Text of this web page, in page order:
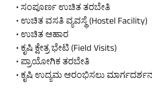
• ಸಂಪೂರ್ಣ ಉಚಿತ ತರಬೇತಿ
• ಉಚಿತ ವಸತಿ ವ್ಯವಸ್ಥೆ (Hostel Facility)
• ಉಚಿತ ಆಹಾರ
• ಕೃಷಿ ಕ್ಷೇತ್ರ ಭೇಟಿ (Field Visits)
• ಪ್ರಾಯೋಗಿಕ ತರಬೇತಿ
• ಕೃಷಿ ಉದ್ಯಮ ಆರಂಭಿಸಲು